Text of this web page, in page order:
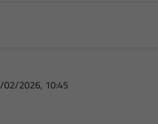
02/2026, 10:45